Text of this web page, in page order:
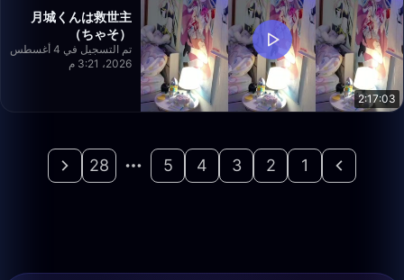
2:17:03
月城くんは救世主
（ちゃそ）
تم التسجيل في 4 أغسطس
2026، 3:21 م
1
2
3
4
5
28